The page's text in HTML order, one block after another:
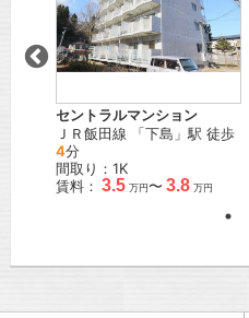
セントラルマンション
ＪＲ飯田線 「下島 」駅 徒歩
4分
間取り：1K
賃料： 3.5 万円〜 3.8 万円